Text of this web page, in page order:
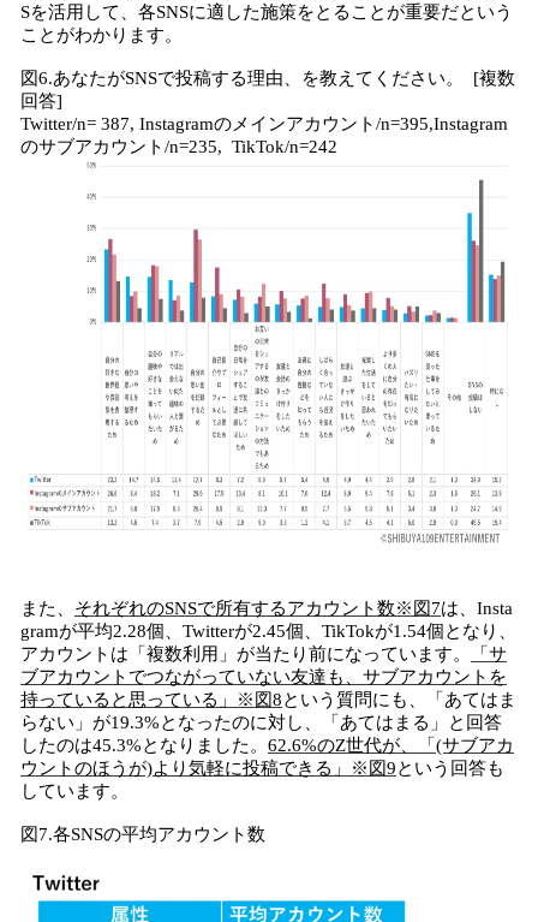
Sを活用して、各SNSに適した施策をとることが重要だという
ことがわかります。
図6.あなたがSNSで投稿する理由、を教えてください。 [複数
回答]
Twitter/n= 387, Instagramのメインアカウント/n=395,Instagram
のサブアカウント/n=235, TikTok/n=242
また、 それぞれのSNSで所有するアカウント数※図7は、Insta
gramが平均2.28個、Twitterが2.45個、TikTokが1.54個となり、
アカウントは「複数利用」が当たり前になっています。
「サ
ブアカウントでつながっていない友達も、サブアカウントを
持っていると思っている」※図8という質問にも、「あてはま
らない」が19.3%となったのに対し、「あてはまる」と回答
したのは45.3%となりました。 62.6%のZ世代が、「(サブアカ
ウントのほうが)より気軽に投稿できる」※図9という回答も
しています。
図7.各SNSの平均アカウント数